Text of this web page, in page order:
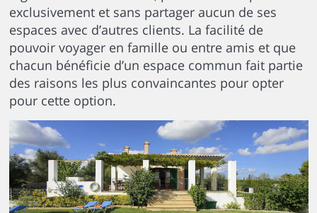
exclusivement et sans partager aucun de ses
espaces avec d’autres clients. La facilité de
pouvoir voyager en famille ou entre amis et que
chacun bénéficie d’un espace commun fait partie
des raisons les plus convaincantes pour opter
pour cette option.